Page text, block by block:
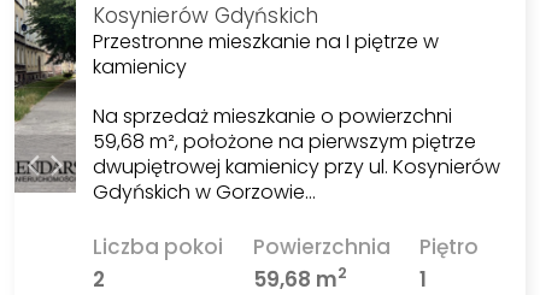
Kosynierów Gdyńskich
Przestronne mieszkanie na I piętrze w
kamienicy
Na sprzedaż mieszkanie o powierzchni
59,68 m², położone na pierwszym piętrze
dwupiętrowej kamienicy przy ul. Kosynierów
Gdyńskich w Gorzowie…
Liczba pokoi
2
Powierzchnia
59,68 m2
Piętro
1